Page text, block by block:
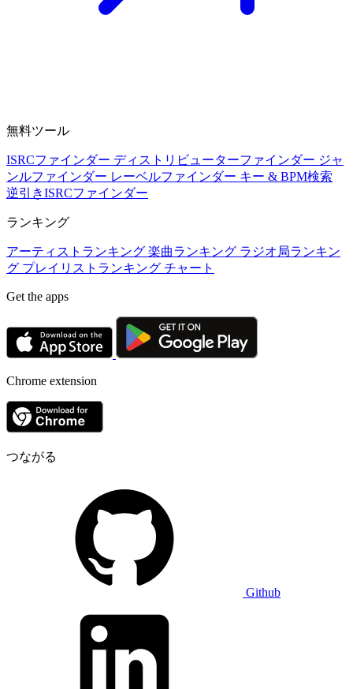
無料ツール
ISRCファインダー ディストリビューターファインダー ジャ
ンルファインダー レーベルファインダー キー & BPM検索
逆引きISRCファインダー
ランキング
アーティストランキング 楽曲ランキング ラジオ局ランキン
グ プレイリストランキング チャート
Get the apps
Chrome extension
つながる
Github